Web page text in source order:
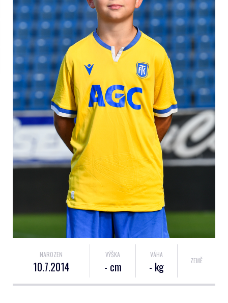
NAROZEN
10.7.2014
VÝŠKA
- cm
VÁHA
- kg ZEMĚ